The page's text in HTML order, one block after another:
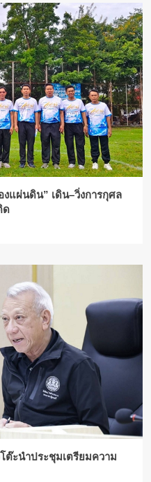
แผ่นดิน” เดิน–วิ่งการกุศล
ด
ต๊ะนำประชุมเตรียมความ